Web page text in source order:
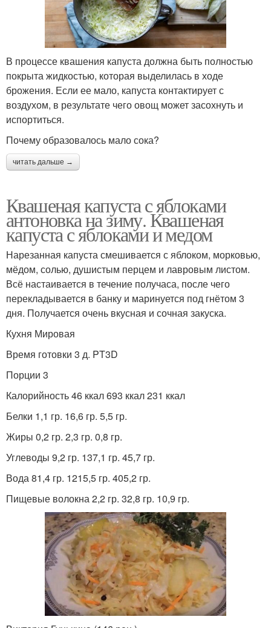
В процессе квашения капуста должна быть полностью
покрыта жидкостью, которая выделилась в ходе
брожения. Если ее мало, капуста контактирует с
воздухом, в результате чего овощ может засохнуть и
испортиться.
Почему образовалось мало сока?
читать дальше →
Квашеная капуста с яблоками
антоновка на зиму. Квашеная
капуста с яблоками и медом
Нарезанная капуста смешивается с яблоком, морковью,
мёдом, солью, душистым перцем и лавровым листом.
Всё настаивается в течение получаса, после чего
перекладывается в банку и маринуется под гнётом 3
дня. Получается очень вкусная и сочная закуска.
Кухня Мировая
Время готовки 3 д. PT3D
Порции 3
Калорийность 46 ккал 693 ккал 231 ккал
Белки 1,1 гр. 16,6 гр. 5,5 гр.
Жиры 0,2 гр. 2,3 гр. 0,8 гр.
Углеводы 9,2 гр. 137,1 гр. 45,7 гр.
Вода 81,4 гр. 1215,5 гр. 405,2 гр.
Пищевые волокна 2,2 гр. 32,8 гр. 10,9 гр.